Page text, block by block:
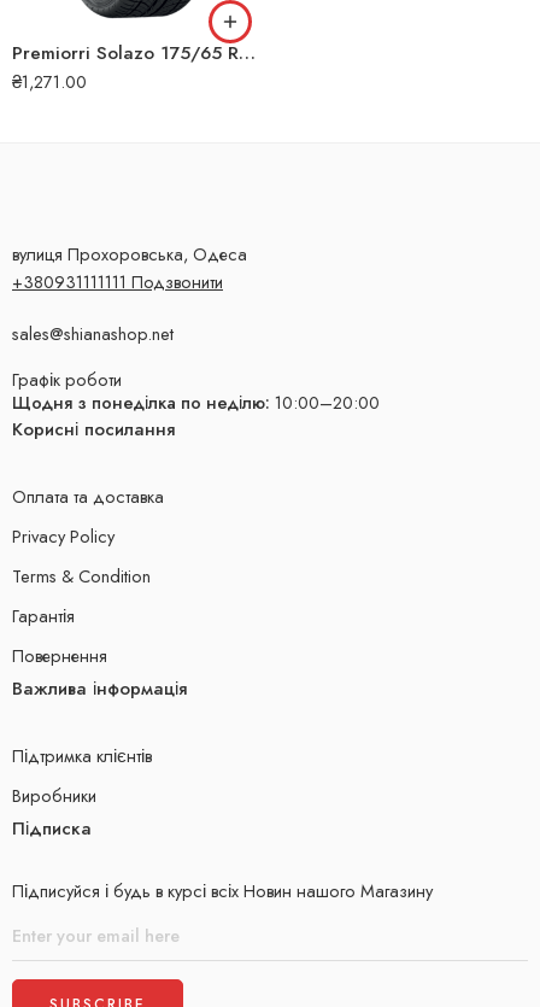
Premiorri Solazo 175/65 R14 82H літня шина
₴1,271.00
вулиця Прохоровська, Одеса
+380931111111 Подзвонити
sales@shianashop.net
Графік роботи
Щодня з понеділка по неділю: 10:00–20:00
Корисні посилання
Оплата та доставка
Privacy Policy
Terms & Condition
Гарантія
Повернення
Важлива інформація
Підтримка клієнтів
Виробники
Підписка
Підписуйся і будь в курсі всіх Новин нашого Магазину